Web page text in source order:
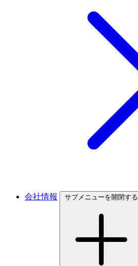
会社情報 サブメニューを開閉する